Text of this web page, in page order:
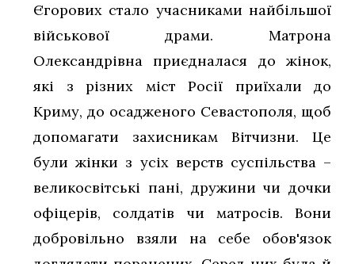
Єгорових стало учасниками найбільшої
військової драми. Матрона
Олександрівна приєдналася до жінок,
які з різних міст Росії приїхали до
Криму, до осадженого Севастополя, щоб
допомагати захисникам Вітчизни. Це
були жінки з усіх верств суспільства –
великосвітські пані, дружини чи дочки
офіцерів, солдатів чи матросів. Вони
добровільно взяли на себе обов'язок